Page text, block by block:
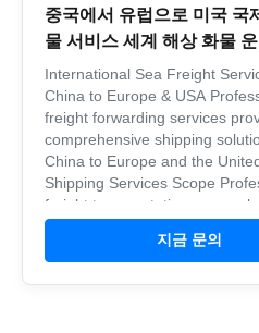
중국에서 유럽으로 미국 국
물 서비스 세계 해상 화물
International Sea Freight
China to Europe & USA
freight forwarding services
comprehensive shipping
China to Europe and the
Shipping Services Scope
freight transportation agency
Professional ground handling ...
지금 문의